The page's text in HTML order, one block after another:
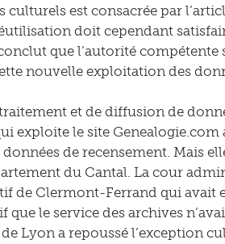
culturels est consacrée par
doit cependant
que l’autorité
nouvelle exploitation des
et de diffusion de
exploite le site
de recensement. Mais
du Cantal. La cour
de Clermont-Ferrand qui avait
que le service des archives
Lyon a repoussé l’exception